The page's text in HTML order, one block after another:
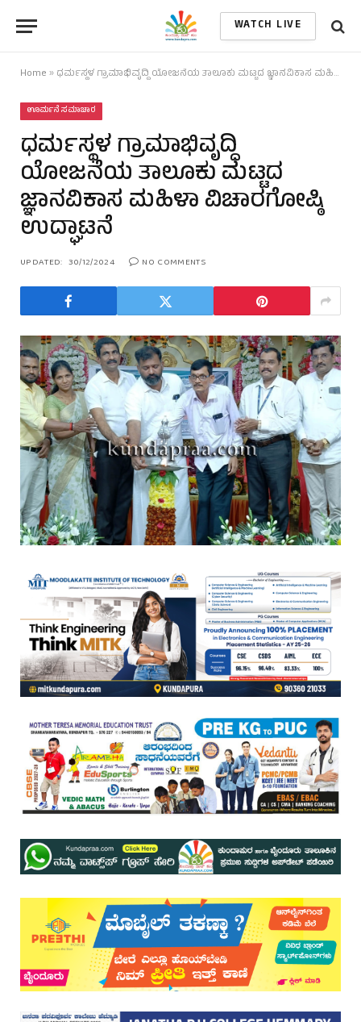
WATCH LIVE
Home » ಧರ್ಮಸ್ಥಳ ಗ್ರಾಮಾಭಿವೃದ್ಧಿ ಯೋಜನೆಯ ತಾಲೂಕು ಮಟ್ಟದ ಜ್ಞಾನವಿಕಾಸ ಮಹಿಳಾ ವಿಚಾರಗೋಷ್ಠಿ ಉದ್ಘಾಟನೆ
ಊರ್ಮನೆ ಸಮಾಚಾರ
ಧರ್ಮಸ್ಥಳ ಗ್ರಾಮಾಭಿವೃದ್ಧಿ
ಯೋಜನೆಯ ತಾಲೂಕು ಮಟ್ಟದ
ಜ್ಞಾನವಿಕಾಸ ಮಹಿಳಾ ವಿಚಾರಗೋಷ್ಠಿ
ಉದ್ಘಾಟನೆ
UPDATED: 30/12/2024 NO COMMENTS